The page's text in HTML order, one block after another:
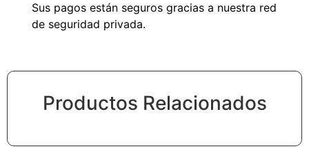
Sus pagos están seguros gracias a nuestra red
de seguridad privada.
Productos Relacionados